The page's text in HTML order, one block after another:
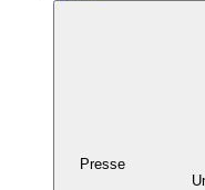
Presse